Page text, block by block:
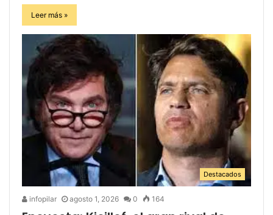
Leer más »
Destacados
infopilar agosto 1, 2026 0 164